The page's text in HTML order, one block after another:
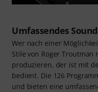
Umfassendes
Wer nach einer
Stile von Roger
produzieren, der ist mit
bedient. Die 126
und bieten eine